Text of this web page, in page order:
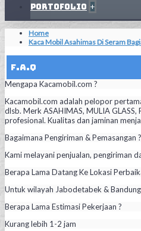
Portofolio +
Home
Kaca Mobil Asahimas Di Seram
F.A.Q
Mengapa Kacamobil.com ?
Kacamobil.com adalah pelopor
dlsb. Merk ASAHIMAS, MULIA
profesional. Kualitas dan jaminan
Bagaimana Pengiriman & Pemasangan ?
Kami melayani penjualan, pengiriman
Berapa Lama Datang Ke Lokasi
Untuk wilayah Jabodetabek &
Berapa Lama Estimasi Pekerjaan ?
Kurang lebih 1-2 jam